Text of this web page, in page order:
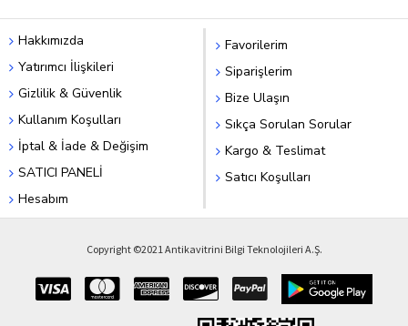
Hakkımızda
Yatırımcı İlişkileri
Gizlilik & Güvenlik
Kullanım Koşulları
İptal & İade & Değişim
SATICI PANELİ
Hesabım
Favorilerim
Siparişlerim
Bize Ulaşın
Sıkça Sorulan Sorular
Kargo & Teslimat
Satıcı Koşulları
Copyright ©2021 Antikavitrini Bilgi Teknolojileri A.Ş.